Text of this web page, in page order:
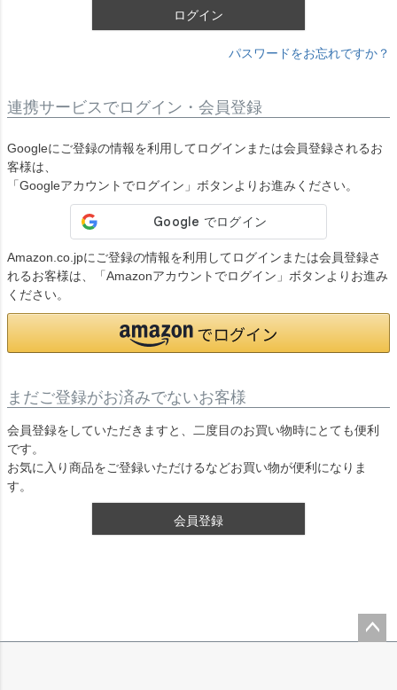
ログイン
パスワードをお忘れですか？
連携サービスでログイン・会員登録
Googleにご登録の情報を利用してログインまたは会員登録されるお
客様は、
「Googleアカウントでログイン」ボタンよりお進みください。
Amazon.co.jpにご登録の情報を利用してログインまたは会員登録さ
れるお客様は、「Amazonアカウントでログイン」ボタンよりお進み
ください。
まだご登録がお済みでないお客様
会員登録をしていただきますと、二度目のお買い物時にとても便利
です。
お気に入り商品をご登録いただけるなどお買い物が便利になりま
す。
会員登録